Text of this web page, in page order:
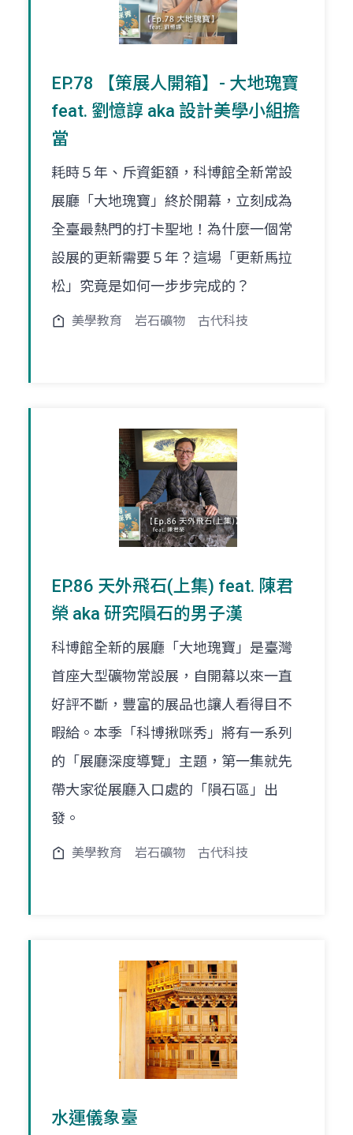
EP.78 【策展人開箱】- 大地瑰寶
feat. 劉憶諄 aka 設計美學小組擔
當
耗時５年、斥資鉅額，科博館全新常設
展廳「大地瑰寶」終於開幕，立刻成為
全臺最熱門的打卡聖地！為什麼一個常
設展的更新需要５年？這場「更新馬拉
松」究竟是如何一步步完成的？
美學教育 岩石礦物 古代科技
EP.86 天外飛石(上集) feat. 陳君
榮 aka 研究隕石的男子漢
科博館全新的展廳「大地瑰寶」是臺灣
首座大型礦物常設展，自開幕以來一直
好評不斷，豐富的展品也讓人看得目不
暇給。本季「科博揪咪秀」將有一系列
的「展廳深度導覽」主題，第一集就先
帶大家從展廳入口處的「隕石區」出
發。
美學教育 岩石礦物 古代科技
水運儀象臺